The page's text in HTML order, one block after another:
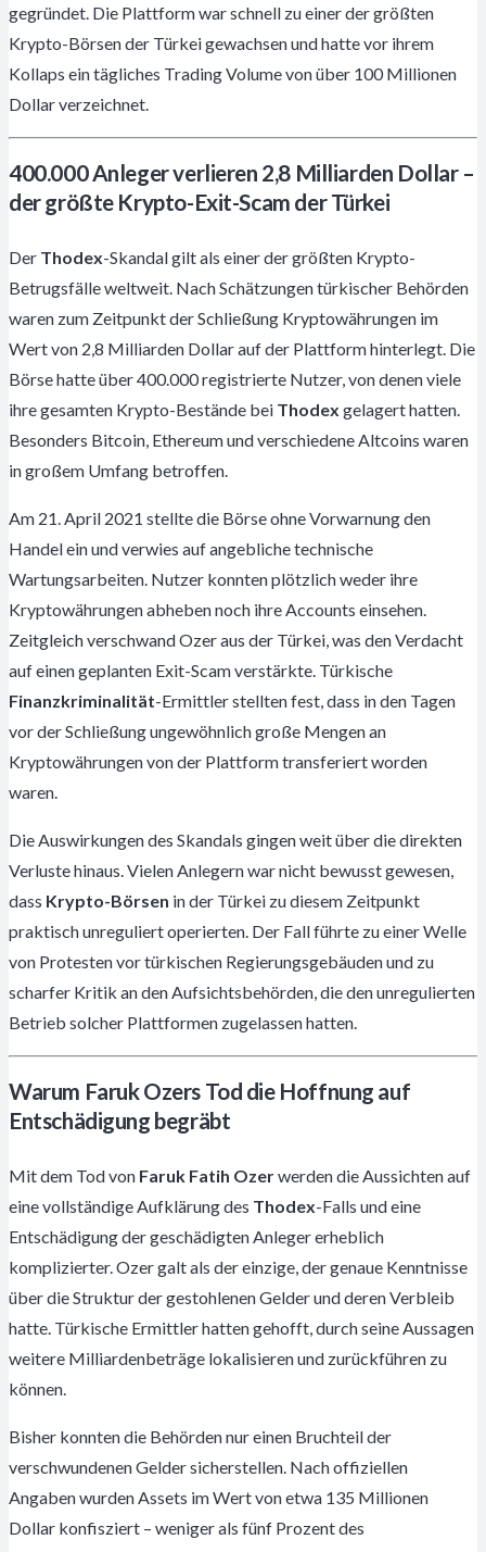
gegründet. Die Plattform war schnell zu einer der größten
Krypto-Börsen der Türkei gewachsen und hatte vor ihrem
Kollaps ein tägliches Trading Volume von über 100 Millionen
Dollar verzeichnet.
400.000 Anleger verlieren 2,8 Milliarden Dollar –
der größte Krypto-Exit-Scam der Türkei
Der Thodex-Skandal gilt als einer der größten Krypto-
Betrugsfälle weltweit. Nach Schätzungen türkischer Behörden
waren zum Zeitpunkt der Schließung Kryptowährungen im
Wert von 2,8 Milliarden Dollar auf der Plattform hinterlegt. Die
Börse hatte über 400.000 registrierte Nutzer, von denen viele
ihre gesamten Krypto-Bestände bei Thodex gelagert hatten.
Besonders Bitcoin, Ethereum und verschiedene Altcoins waren
in großem Umfang betroffen.
Am 21. April 2021 stellte die Börse ohne Vorwarnung den
Handel ein und verwies auf angebliche technische
Wartungsarbeiten. Nutzer konnten plötzlich weder ihre
Kryptowährungen abheben noch ihre Accounts einsehen.
Zeitgleich verschwand Ozer aus der Türkei, was den Verdacht
auf einen geplanten Exit-Scam verstärkte. Türkische
Finanzkriminalität-Ermittler stellten fest, dass in den Tagen
vor der Schließung ungewöhnlich große Mengen an
Kryptowährungen von der Plattform transferiert worden
waren.
Die Auswirkungen des Skandals gingen weit über die direkten
Verluste hinaus. Vielen Anlegern war nicht bewusst gewesen,
dass Krypto-Börsen in der Türkei zu diesem Zeitpunkt
praktisch unreguliert operierten. Der Fall führte zu einer Welle
von Protesten vor türkischen Regierungsgebäuden und zu
scharfer Kritik an den Aufsichtsbehörden, die den unregulierten
Betrieb solcher Plattformen zugelassen hatten.
Warum Faruk Ozers Tod die Hoffnung auf
Entschädigung begräbt
Mit dem Tod von Faruk Fatih Ozerwerden die Aussichten auf
eine vollständige Aufklärung des Thodex-Falls und eine
Entschädigung der geschädigten Anleger erheblich
komplizierter. Ozer galt als der einzige, der genaue Kenntnisse
über die Struktur der gestohlenen Gelder und deren Verbleib
hatte. Türkische Ermittler hatten gehofft, durch seine Aussagen
weitere Milliardenbeträge lokalisieren und zurückführen zu
können.
Bisher konnten die Behörden nur einen Bruchteil der
verschwundenen Gelder sicherstellen. Nach offiziellen
Angaben wurden Assets im Wert von etwa 135 Millionen
Dollar konfisziert – weniger als fünf Prozent des